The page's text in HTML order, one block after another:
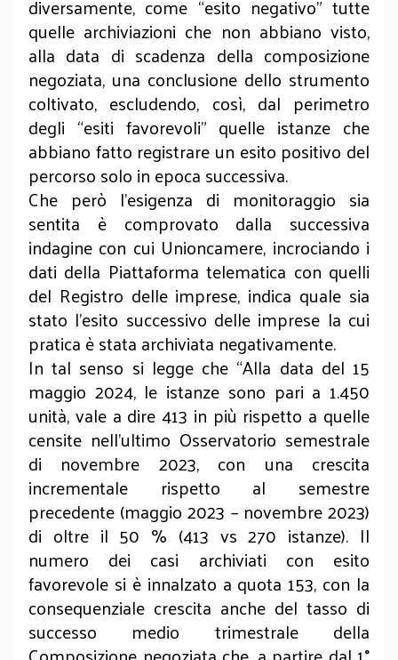
diversamente, come “esito negativo” tutte
quelle archiviazioni che non abbiano visto,
alla data di scadenza della composizione
negoziata, una conclusione dello strumento
coltivato, escludendo, così, dal perimetro
degli “esiti favorevoli” quelle istanze che
abbiano fatto registrare un esito positivo del
percorso solo in epoca successiva.
Che però l’esigenza di monitoraggio sia
sentita è comprovato dalla successiva
indagine con cui Unioncamere, incrociando i
dati della Piattaforma telematica con quelli
del Registro delle imprese, indica quale sia
stato l’esito successivo delle imprese la cui
pratica è stata archiviata negativamente.
In tal senso si legge che “Alla data del 15
maggio 2024, le istanze sono pari a 1.450
unità, vale a dire 413 in più rispetto a quelle
censite nell’ultimo Osservatorio semestrale
di novembre 2023, con una crescita
incrementale rispetto al semestre
precedente (maggio 2023 – novembre 2023)
di oltre il 50 % (413 vs 270 istanze). Il
numero dei casi archiviati con esito
favorevole si è innalzato a quota 153, con la
consequenziale crescita anche del tasso di
successo medio trimestrale della